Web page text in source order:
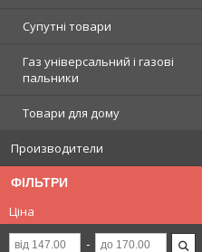
Супутні товари
Газ універсальний і газові
пальники
Товари для дому
Производители
ФІЛЬТРИ
Ціна